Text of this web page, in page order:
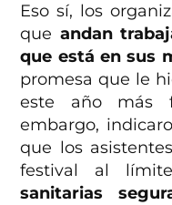
Eso sí, los
que andan
que está en sus
promesa que le
este año más
embargo,
que los
festival al
sanitarias